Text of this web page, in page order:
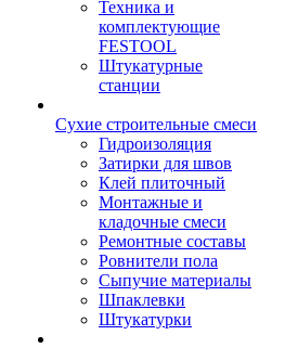
Техника и
комплектующие
FESTOOL
Штукатурные
станции
Сухие строительные смеси
Гидроизоляция
Затирки для швов
Клей плиточный
Монтажные и
кладочные смеси
Ремонтные составы
Ровнители пола
Сыпучие материалы
Шпаклевки
Штукатурки